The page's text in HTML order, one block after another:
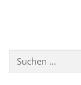
nach: